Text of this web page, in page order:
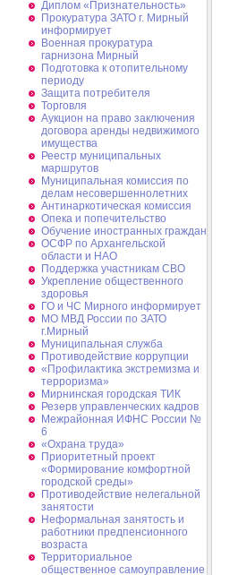
Диплом «Признательность»
Прокуратура ЗАТО г. Мирный
информирует
Военная прокуратура
гарнизона Мирный
Подготовка к отопительному
периоду
Защита потребителя
Торговля
Аукцион на право заключения
договора аренды недвижимого
имущества
Реестр муниципальных
маршрутов
Муниципальная комиссия по
делам несовершеннолетних
Антинаркотическая комиссия
Опека и попечительство
Обучение иностранных граждан
ОСФР по Архангельской
области и НАО
Поддержка участникам СВО
Укрепление общественного
здоровья
ГО и ЧС Мирного информирует
МО МВД России по ЗАТО
г.Мирный
Муниципальная cлужба
Противодействие коррупции
«Профилактика экстремизма и
терроризма»
Мирнинская городская ТИК
Резерв управленческих кадров
Межрайонная ИФНС России №
6
«Охрана труда»
Приоритетный проект
«Формирование комфортной
городской среды»
Противодействие нелегальной
занятости
Неформальная занятость и
работники предпенсионного
возраста
Территориальное
общественное самоуправление